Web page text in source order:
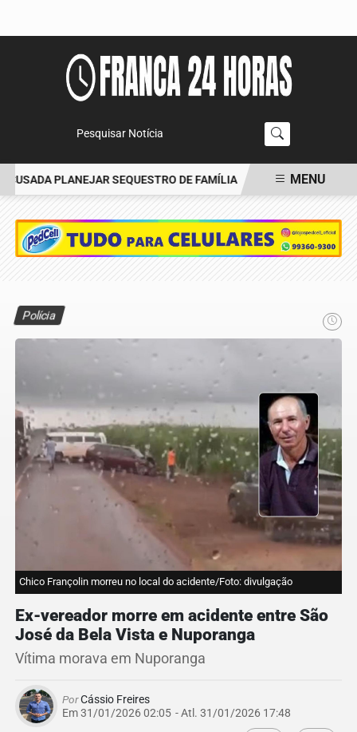
Pesquisar Notícia
PLANEJAR SEQUESTRO DE FAMÍLIA CARRO BATE EM
MENU
Polícia
Chico Françolin morreu no local do acidente/Foto: divulgação
Ex-vereador morre em acidente entre São
José da Bela Vista e Nuporanga
Vítima morava em Nuporanga
PorCássio Freires
Em 31/01/2026 02:05 - Atl. 31/01/2026 17:48